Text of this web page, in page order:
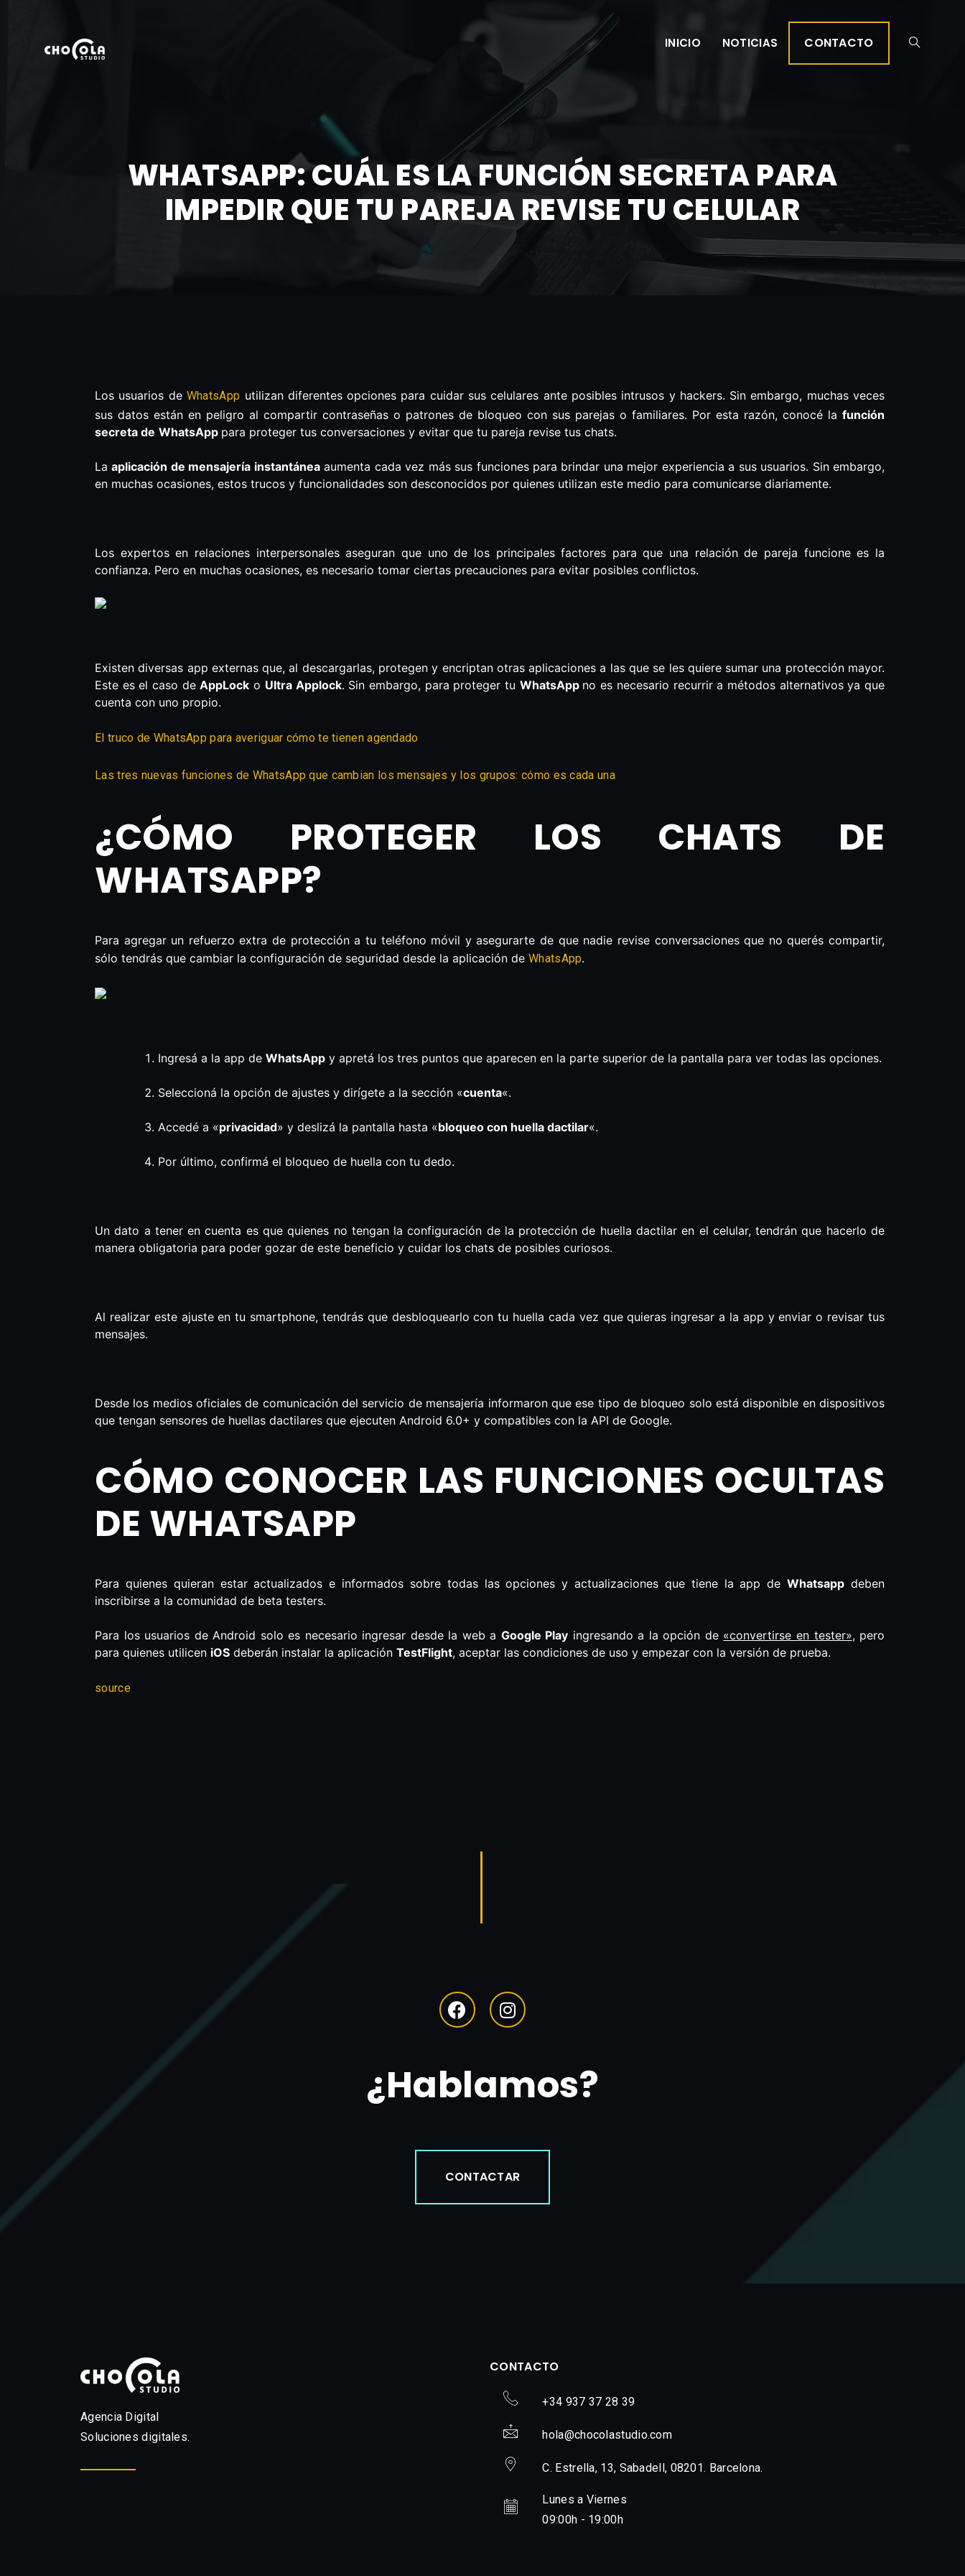
INICIO NOTICIAS CONTACTO
WHATSAPP: CUÁL ES LA FUNCIÓN SECRETA PARA
IMPEDIR QUE TU PAREJA REVISE TU CELULAR
Los usuarios de WhatsApp utilizan diferentes opciones para cuidar sus celulares ante posibles intrusos y hackers. Sin embargo, muchas veces
sus datos están en peligro al compartir contraseñas o patrones de bloqueo con sus parejas o familiares. Por esta razón, conocé la función
secreta de WhatsApp para proteger tus conversaciones y evitar que tu pareja revise tus chats.
Laaplicación de mensajería instantáneaaumenta cada vez más sus funciones para brindar una mejor experiencia a sus usuarios. Sin embargo,
en muchas ocasiones, estos trucos y funcionalidades son desconocidos por quienes utilizan este medio para comunicarse diariamente.
Los expertos en relaciones interpersonales aseguran que uno de los principales factores para que una relación de pareja funcione es la
confianza. Pero en muchas ocasiones, es necesario tomar ciertas precauciones para evitar posibles conflictos.
Existen diversas app externas que, al descargarlas, protegen y encriptan otras aplicaciones a las que se les quiere sumar una protección mayor.
Este es el caso deAppLock o Ultra Applock. Sin embargo, para proteger tu WhatsApp no es necesario recurrir a métodos alternativos ya que
cuenta con uno propio.
El truco de WhatsApp para averiguar cómo te tienen agendado
Las tres nuevas funciones de WhatsApp que cambian los mensajes y los grupos: cómo es cada una
¿CÓMO PROTEGER LOS CHATS DE
WHATSAPP?
Para agregar un refuerzo extra de protección a tu teléfono móvil y asegurarte de que nadie revise conversaciones que no querés compartir,
sólo tendrás que cambiar la configuración de seguridad desde la aplicación de WhatsApp.
Ingresá a la app de WhatsApp y apretá los tres puntos que aparecen en la parte superior de la pantalla para ver todas las opciones.
Seleccioná la opción de ajustes y dirígete a la sección «cuenta«.
Accedé a «privacidad» y deslizá la pantalla hasta «bloqueo con huella dactilar«.
Por último, confirmá el bloqueo de huella con tu dedo.
Un dato a tener en cuenta es que quienes no tengan la configuración de la protección de huella dactilar en el celular, tendrán que hacerlo de
manera obligatoria para poder gozar de este beneficio y cuidar los chats de posibles curiosos.
Al realizar este ajuste en tu smartphone, tendrás que desbloquearlo con tu huella cada vez que quieras ingresar a la app y enviar o revisar tus
mensajes.
Desde los medios oficiales de comunicación del servicio de mensajería informaron que ese tipo de bloqueo solo está disponible en dispositivos
que tengan sensores de huellas dactilares que ejecuten Android 6.0+ y compatibles con la API de Google.
CÓMO CONOCER LAS FUNCIONES OCULTAS
DE WHATSAPP
Para quienes quieran estar actualizados e informados sobre todas las opciones y actualizaciones que tiene la app deWhatsapp deben
inscribirse a la comunidad de beta testers.
Para los usuarios de Android solo es necesario ingresar desde la web a Google Play ingresando a la opción de «convertirse en tester», pero
para quienes utilicen iOS deberán instalar la aplicación TestFlight, aceptar las condiciones de uso y empezar con la versión de prueba.
source
¿Hablamos?
CONTACTAR
Agencia Digital
Soluciones digitales.
CONTACTO
+34 937 37 28 39
hola@chocolastudio.com
C. Estrella, 13, Sabadell, 08201. Barcelona.
Lunes a Viernes
09:00h - 19:00h